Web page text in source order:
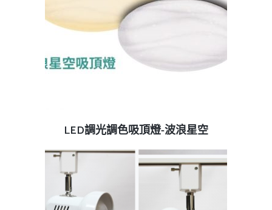
查看內容
LED調光調色吸頂燈-波浪星空